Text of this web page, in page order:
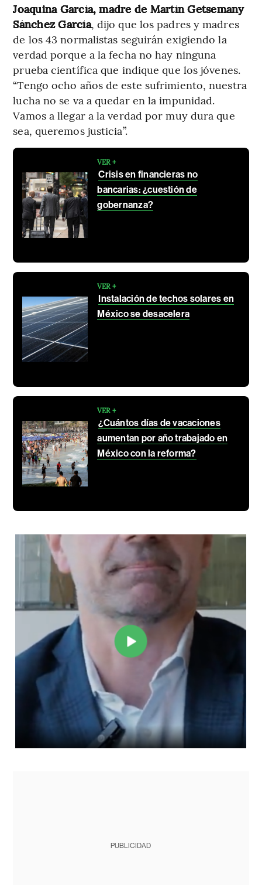
Joaquina García, madre de Martín Getsemany
Sánchez García, dijo que los padres y madres
de los 43 normalistas seguirán exigiendo la
verdad porque a la fecha no hay ninguna
prueba científica que indique que los jóvenes.
“Tengo ocho años de este sufrimiento, nuestra
lucha no se va a quedar en la impunidad.
Vamos a llegar a la verdad por muy dura que
sea, queremos justicia”.
VER +
Crisis en financieras no
bancarias: ¿cuestión de
gobernanza?
VER +
Instalación de techos solares en
México se desacelera
VER +
¿Cuántos días de vacaciones
aumentan por año trabajado en
México con la reforma?
PUBLICIDAD